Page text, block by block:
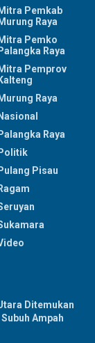
Mitra Pemkab
Murung Raya
Mitra Pemko
Palangka Raya
Mitra Pemprov
Kalteng
Murung Raya
Nasional
Palangka Raya
Politik
Pulang Pisau
Ragam
Ditemukan
Ampah